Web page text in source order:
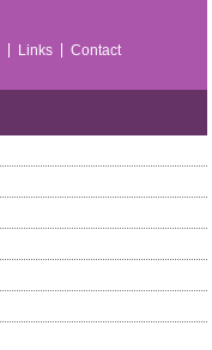
Links Contact